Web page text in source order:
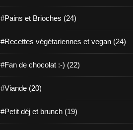
#Pains et Brioches (24)
#Recettes végétariennes et vegan (24)
#Fan de chocolat :-) (22)
#Viande (20)
#Petit déj et brunch (19)